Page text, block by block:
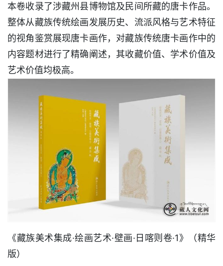
本卷收录了涉藏州县博物馆及民间所藏的唐卡作品。
整体从藏族传统绘画发展历史、流派风格与艺术特征
的视角鉴赏展现唐卡画作，对藏族传统唐卡画作中的
内容题材进行了精确阐述，其收藏价值、学术价值及
艺术价值均极高。
《藏族美术集成·绘画艺术·壁画·日喀则卷·1》（精华
版）